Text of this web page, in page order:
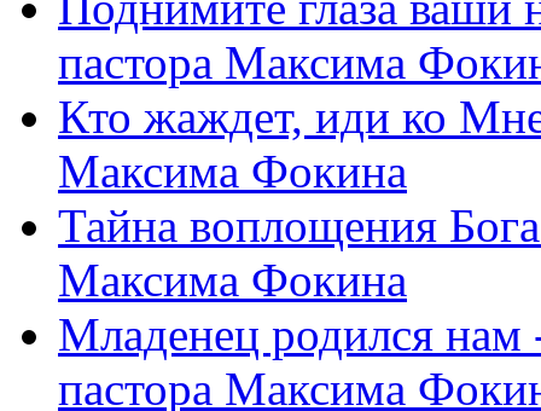
пастора Максима
Кто жаждет, иди ко
Максима Фокина
Тайна воплощения
Максима Фокина
Младенец родился
пастора Максима